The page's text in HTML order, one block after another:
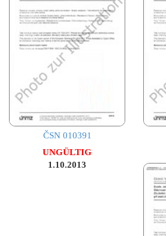
ČSN 010391
UNGÜLTIG
1.10.2013